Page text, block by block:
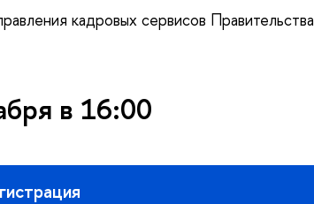
кадровых сервисов Правительства
в 16:00